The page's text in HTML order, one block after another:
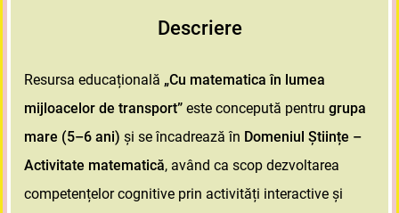
Descriere
Resursa educațională „Cu matematica în lumea
mijloacelor de transport” este concepută pentru grupa
mare (5–6 ani) și se încadrează în Domeniul Științe –
Activitate matematică, având ca scop dezvoltarea
competențelor cognitive prin activități interactive și